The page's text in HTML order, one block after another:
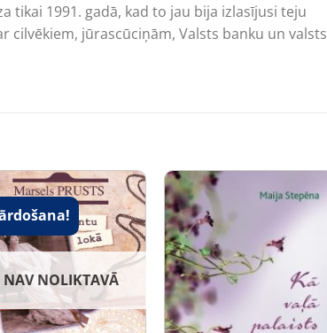
tikai 1991. gadā, kad to jau bija izlasījusi teju
cilvēkiem, jūrascūciņām, Valsts banku un valsts
NAV NOLIKTAVĀ